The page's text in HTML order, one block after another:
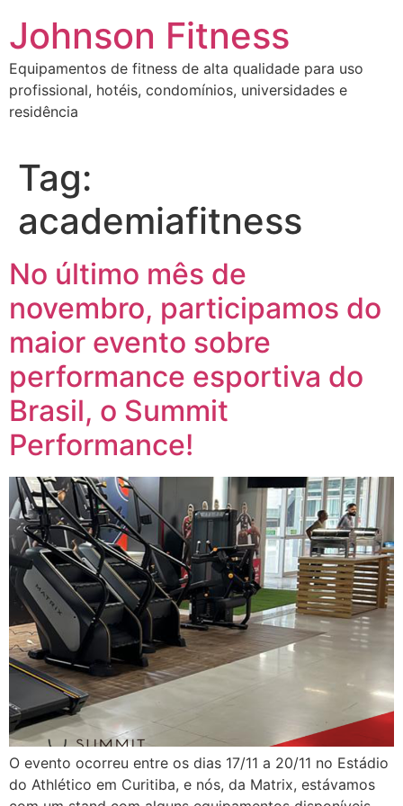
Johnson Fitness
Equipamentos de fitness de alta qualidade para uso
profissional, hotéis, condomínios, universidades e
residência
Tag:
academiafitness
No último mês de
novembro, participamos do
maior evento sobre
performance esportiva do
Brasil, o Summit
Performance!
O evento ocorreu entre os dias 17/11 a 20/11 no Estádio
do Athlético em Curitiba, e nós, da Matrix, estávamos